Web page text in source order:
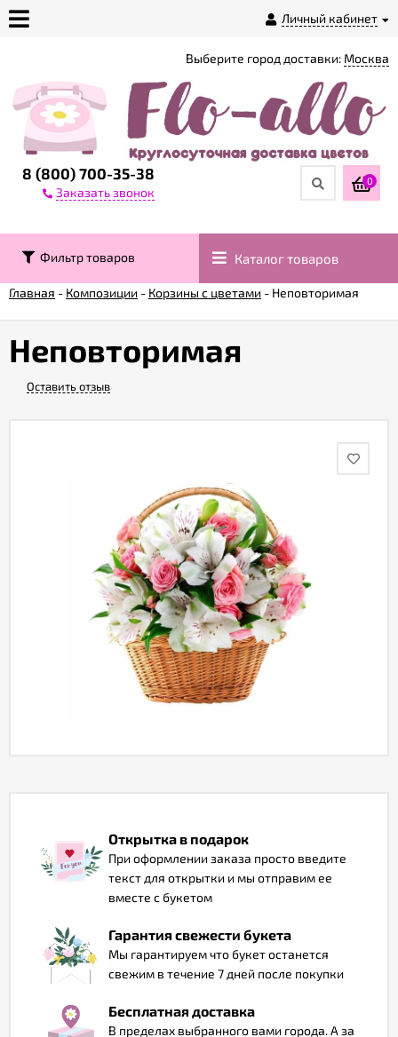
Личный кабинет
магазине
Доставка
Контакты
Гарантии
8 (800) 700-35-38
Заказать звонок
Выберите город доставки: Москва
0
Фильтр товаров Каталог товаров
Главная - Композиции - Корзины с цветами - Неповторимая
Неповторимая
Оставить отзыв
Открытка в подарок
При оформлении заказа просто введите
текст для открытки и мы отправим ее
вместе с букетом
Гарантия свежести букета
Мы гарантируем что букет останется
свежим в течение 7 дней после покупки
Бесплатная доставка
В пределах выбранного вами города. А за